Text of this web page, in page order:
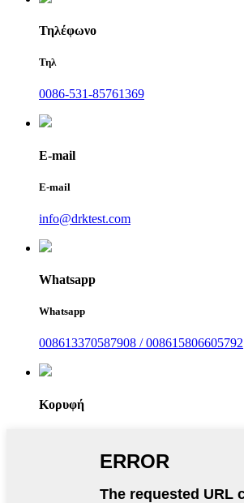
Τηλέφωνο
Τηλ
0086-531-85761369
E-mail
E-mail
info@drktest.com
Whatsapp
Whatsapp
008613370587908 / 008615806605792
Κορυφή